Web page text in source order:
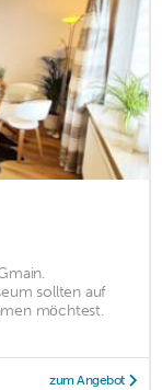
sollten auf
möchtest.
zum Angebot